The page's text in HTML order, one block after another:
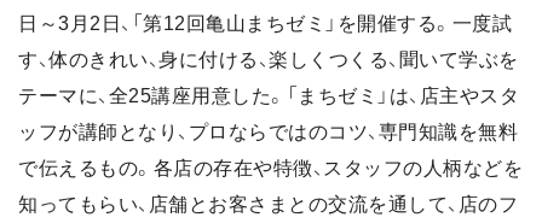
日～3月2日、「第12回亀山まちゼミ」を開催する。一度試
す、体のきれい、身に付ける、楽しくつくる、聞いて学ぶを
テーマに、全25講座用意した。「まちゼミ」は、店主やスタ
ッフが講師となり、プロならではのコツ、専門知識を無料
で伝えるもの。各店の存在や特徴、スタッフの人柄などを
知ってもらい、店舗とお客さまとの交流を通して、店のフ